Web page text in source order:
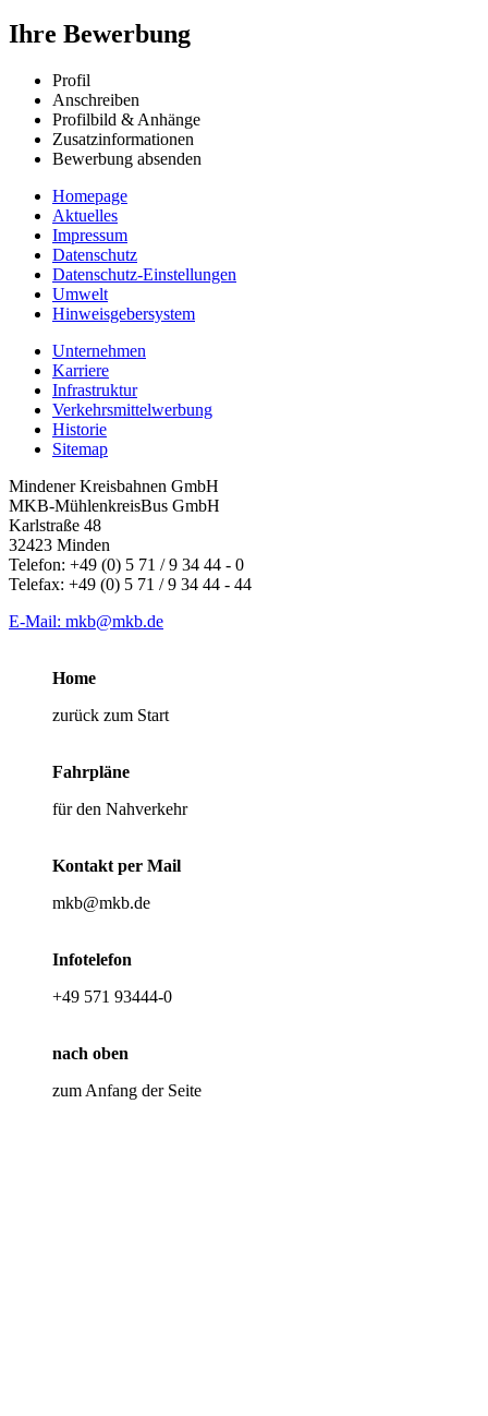
Ihre Bewerbung
Profil
Anschreiben
Profilbild & Anhänge
Zusatzinformationen
Bewerbung absenden
Homepage
Aktuelles
Impressum
Datenschutz
Datenschutz-Einstellungen
Umwelt
Hinweisgebersystem
Unternehmen
Karriere
Infrastruktur
Verkehrsmittelwerbung
Historie
Sitemap
Mindener Kreisbahnen GmbH
MKB-MühlenkreisBus GmbH
Karlstraße 48
32423 Minden
Telefon: +49 (0) 5 71 / 9 34 44 - 0
Telefax: +49 (0) 5 71 / 9 34 44 - 44
E-Mail: mkb@mkb.de
Home
zurück zum Start
Fahrpläne
für den Nahverkehr
Kontakt per Mail
mkb@mkb.de
Infotelefon
+49 571 93444-0
nach oben
zum Anfang der Seite